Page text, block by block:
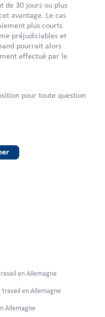
de 30 jours ou plus
avantage. Le cas
plus courts
préjudiciables et
pourrait alors
effectué par le
pour toute question
en Allemagne
travail en Allemagne
Allemagne